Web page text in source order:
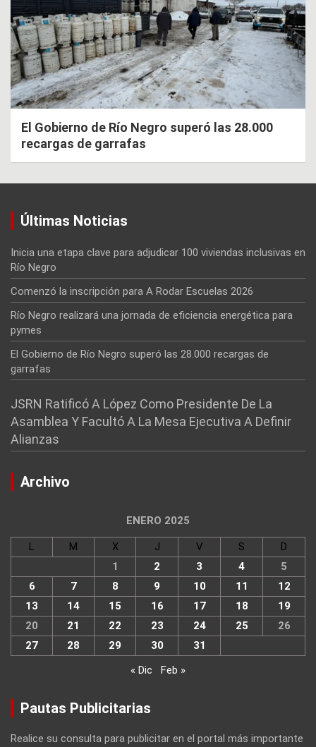
El Gobierno de Río Negro superó las 28.000
recargas de garrafas
Últimas Noticias
Inicia una etapa clave para adjudicar 100 viviendas inclusivas en
Río Negro
Comenzó la inscripción para A Rodar Escuelas 2026
Río Negro realizará una jornada de eficiencia energética para
pymes
El Gobierno de Río Negro superó las 28.000 recargas de
garrafas
JSRN Ratificó A López Como Presidente De La
Asamblea Y Facultó A La Mesa Ejecutiva A Definir
Alianzas
Archivo
ENERO 2025
L M X J V S
D
1
2 3 4
5
6
7 8 9 10 11
12
13
14 15 16 17 18
19
20
21 22 23 24 25
26
27
28 29 30
31
« Dic
Feb »
Pautas Publicitarias
Realice su consulta para publicitar en el portal más importante